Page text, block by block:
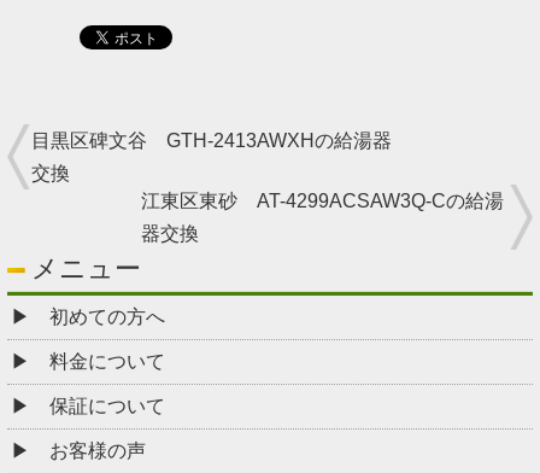
目黒区碑文谷 GTH-2413AWXHの給湯器
交換
江東区東砂 AT-4299ACSAW3Q-Cの給湯
器交換
メニュー
初めての方へ
料金について
保証について
お客様の声